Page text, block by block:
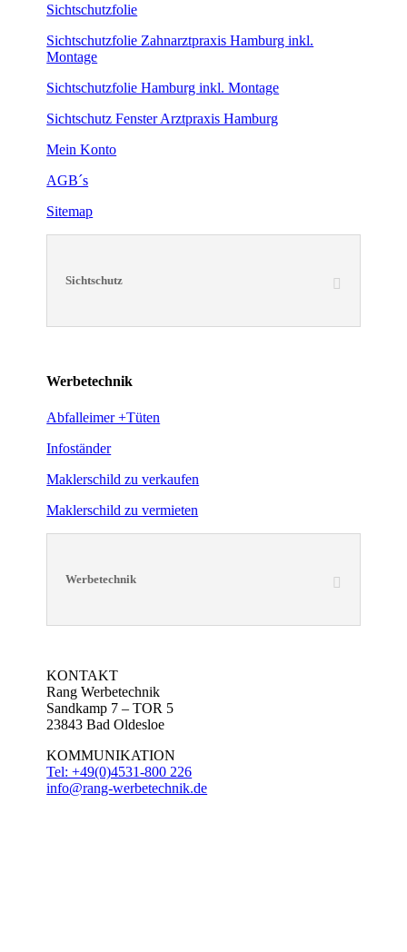
Sichtschutzfolie
Sichtschutzfolie Zahnarztpraxis Hamburg inkl.
Montage
Sichtschutzfolie Hamburg inkl. Montage
Sichtschutz Fenster Arztpraxis Hamburg
Mein Konto
AGB´s
Sitemap
Sichtschutz
Werbetechnik
Abfalleimer +Tüten
Infoständer
Maklerschild zu verkaufen
Maklerschild zu vermieten
Werbetechnik
KONTAKT
Rang Werbetechnik
Sandkamp 7 – TOR 5
23843 Bad Oldesloe
KOMMUNIKATION
Tel: +49(0)4531-800 226
info@rang-werbetechnik.de